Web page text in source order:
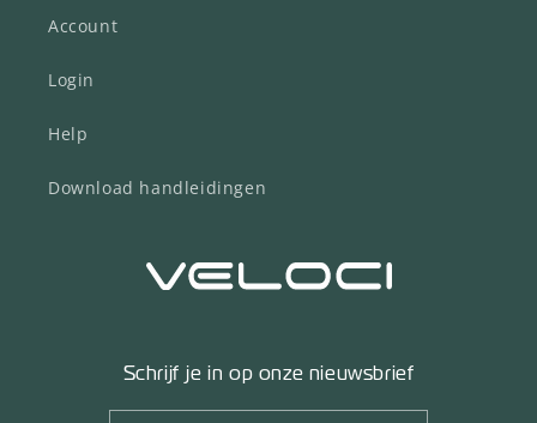
Account
Login
Help
Download handleidingen
Schrijf je in op onze nieuwsbrief